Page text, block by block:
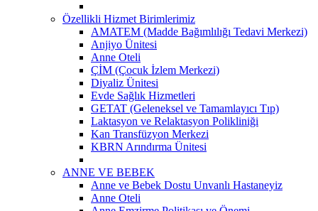
Özellikli Hizmet Birimlerimiz
AMATEM (Madde Bağımlılığı Tedavi Merkezi)
Anjiyo Ünitesi
Anne Oteli
ÇİM (Çocuk İzlem Merkezi)
Diyaliz Ünitesi
Evde Sağlık Hizmetleri
GETAT (Geleneksel ve Tamamlayıcı Tıp)
Laktasyon ve Relaktasyon Polikliniği
Kan Transfüzyon Merkezi
KBRN Arındırma Ünitesi
ANNE VE BEBEK
Anne ve Bebek Dostu Unvanlı Hastaneyiz
Anne Oteli